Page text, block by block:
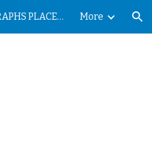
AERIAL PHOTOGRAPHS PLACES OF THE CANARY ISLANDS More